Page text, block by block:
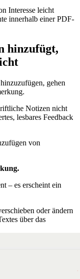
Interesse leicht
innerhalb einer PDF-
hinzufügt,
gehen
Notizen nicht
lesbares Feedback
von
– ​​es erscheint ein
oder ändern
über das